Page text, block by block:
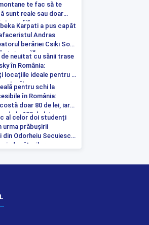
te fac să te
sunt reale sau doar
Karpati a pus capăt
Andras
berăriei Csiki Sor:
și singură”
de neuitat cu sănii trase
în România:
locațiile ideale pentru o
pentru schi la
în România:
doar 80 de lei, iar
de la 100 de lei pe
al celor doi studenți
urma prăbușirii
din Odorheiu Secuiesc a
judecătorilor